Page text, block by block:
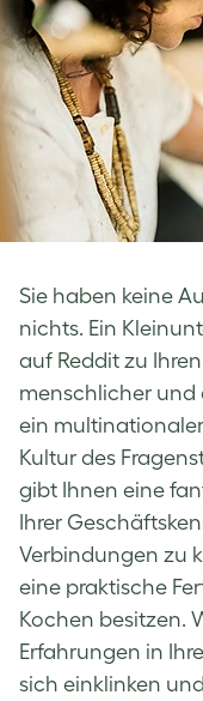
Sie haben keine
nichts. Ein
auf Reddit zu
menschlicher und
ein
Kultur des
gibt Ihnen eine
Ihrer
Verbindungen zu
eine praktische
Kochen besitzen.
Erfahrungen in
sich einklinken